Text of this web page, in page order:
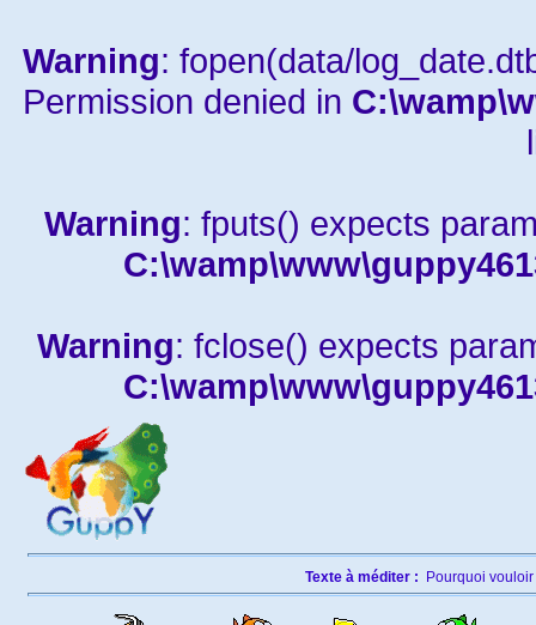
Warning: fopen(data/
Permission denied in
Warning: fputs() expects
Warning: fclose() expects
Texte à méditer : Pourquoi